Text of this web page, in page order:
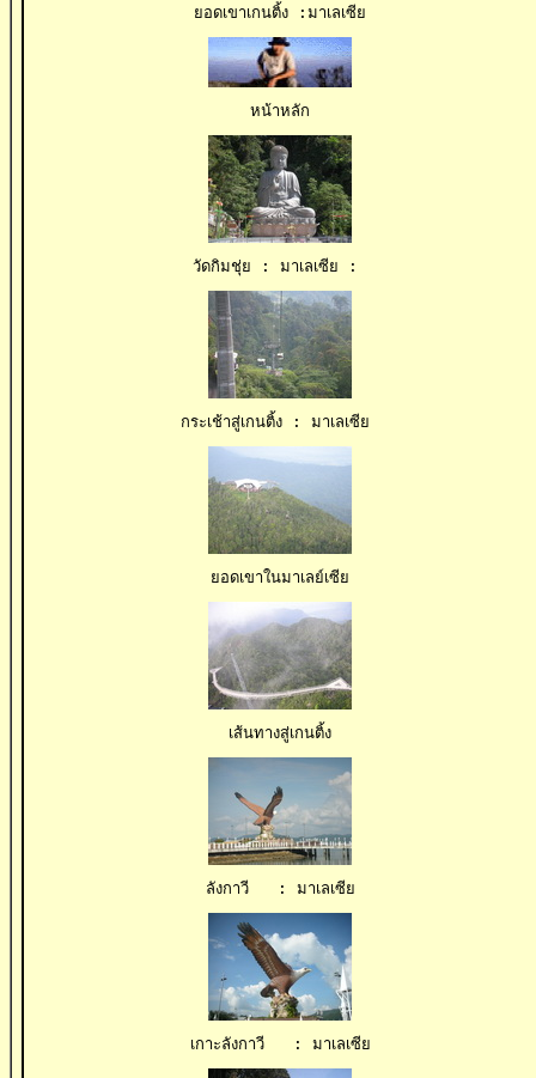
ยอดเขาเกนติ้ง :มาเลเซีย
หน้าหลัก
วัดกิมชุ่ย : มาเลเซีย :
กระเช้าสู่เกนติ้ง : มาเลเซีย
ยอดเขาในมาเลย์เซีย
เส้นทางสู่เกนติ้ง
ลังกาวี   : มาเลเซีย
เกาะลังกาวี   : มาเลเซีย